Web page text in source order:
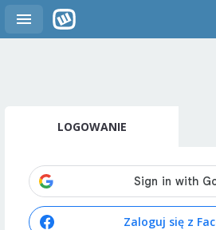
LOGOWANIE
Zaloguj się z